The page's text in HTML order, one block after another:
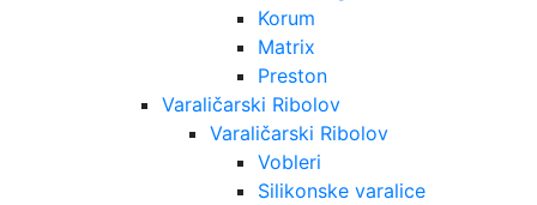
Korum
Matrix
Preston
Varaličarski Ribolov
Varaličarski Ribolov
Vobleri
Silikonske varalice